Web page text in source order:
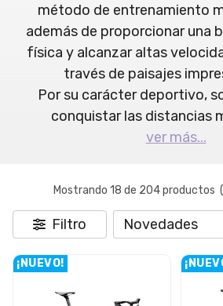
método de entrenamiento
además de proporcionar una
física y alcanzar altas
través de paisajes
Por su carácter deportivo,
conquistar las distancias
ver más...
Mostrando 18 de 204 productos (
Filtro
¡NUEVO!